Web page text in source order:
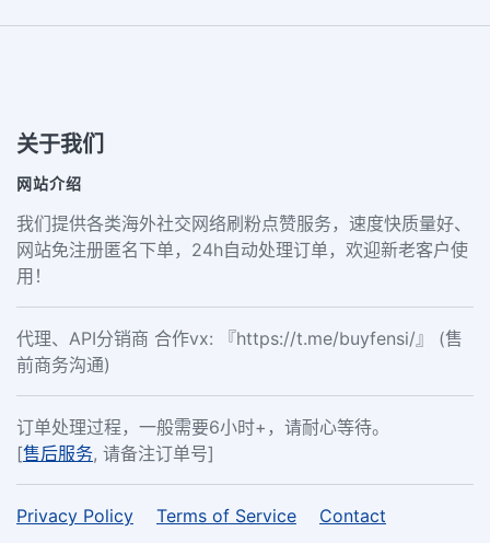
关于我们
网站介绍
我们提供各类海外社交网络刷粉点赞服务，速度快质量好、
网站免注册匿名下单，24h自动处理订单，欢迎新老客户使
用！
代理、API分销商 合作vx: 『https://t.me/buyfensi/』 (售
前商务沟通)
订单处理过程，一般需要6小时+，请耐心等待。
[售后服务, 请备注订单号]
Privacy Policy Terms of Service Contact